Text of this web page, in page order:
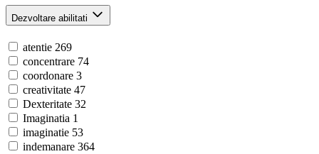
Dezvoltare abilitati
atentie 269
concentrare 74
coordonare 3
creativitate 47
Dexteritate 32
Imaginatia 1
imaginatie 53
indemanare 364